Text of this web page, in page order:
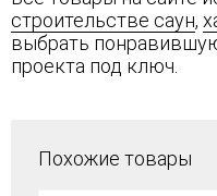
строительстве саун,
выбрать
проекта под ключ.
Похожие товары